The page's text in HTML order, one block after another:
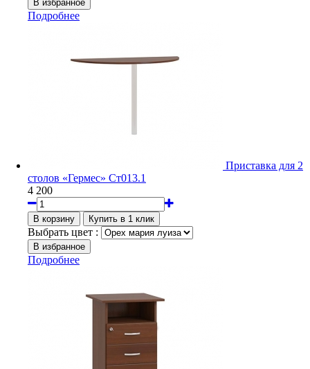
Подробнее
Приставка для 2
столов «Гермес» Ст013.1
4 200
Выбрать цвет :
Подробнее